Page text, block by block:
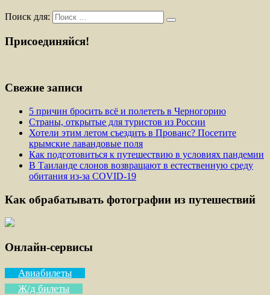
Поиск для:
Присоединяйся!
Свежие записи
5 причин бросить всё и полететь в Черногорию
Страны, открытые для туристов из России
Хотели этим летом съездить в Прованс? Посетите
крымские лавандовые поля
Как подготовиться к путешествию в условиях пандемии
В Таиланде слонов возвращают в естественную среду
обитания из-за COVID-19
Как обрабатывать фотографии из путешествий
Онлайн-сервисы
Авиабилеты
Ж/д билеты